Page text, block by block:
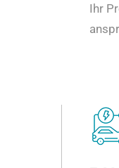
Ihr